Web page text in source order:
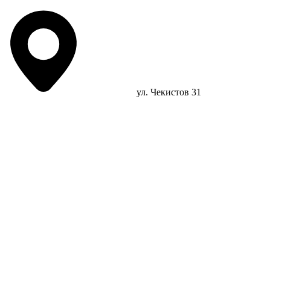
ул. Чекистов 31